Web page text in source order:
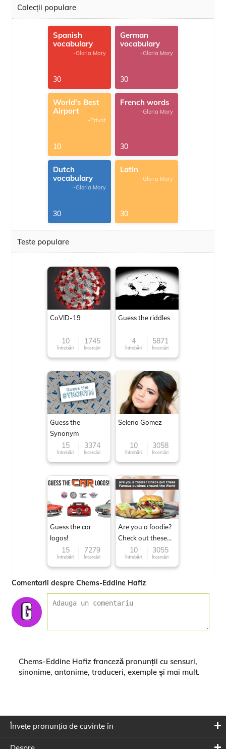
Colecții populare
Spanish
vocabulary
-Gloria Mary
30
German
vocabulary
-Gloria Mary
30
World's Best
Airport
-Privat
10
French words
-Gloria Mary
30
Dutch
vocabulary
-Gloria Mary
30
Latin
-Gloria Mary
30
Teste populare
CoVID-19
10
Întrebări
1745
Încercări
Guess the riddles
4
Întrebări
5871
Încercări
Guess the
Synonym
15
Întrebări
3374
Încercări
Selena Gomez
10
Întrebări
3058
Încercări
Guess the car
logos!
15
Întrebări
7279
Încercări
Are you a foodie?
Check out these
Famous cuisines
around the World
10
Întrebări
3055
Încercări
Comentarii despre Chems-Eddine Hafiz
Chems-Eddine Hafiz franceză pronunții cu sensuri,
sinonime, antonime, traduceri, exemple și mai mult.
Învețe pronunția de cuvinte în